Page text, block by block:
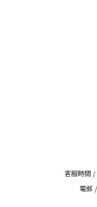
客服時間 /
電郵